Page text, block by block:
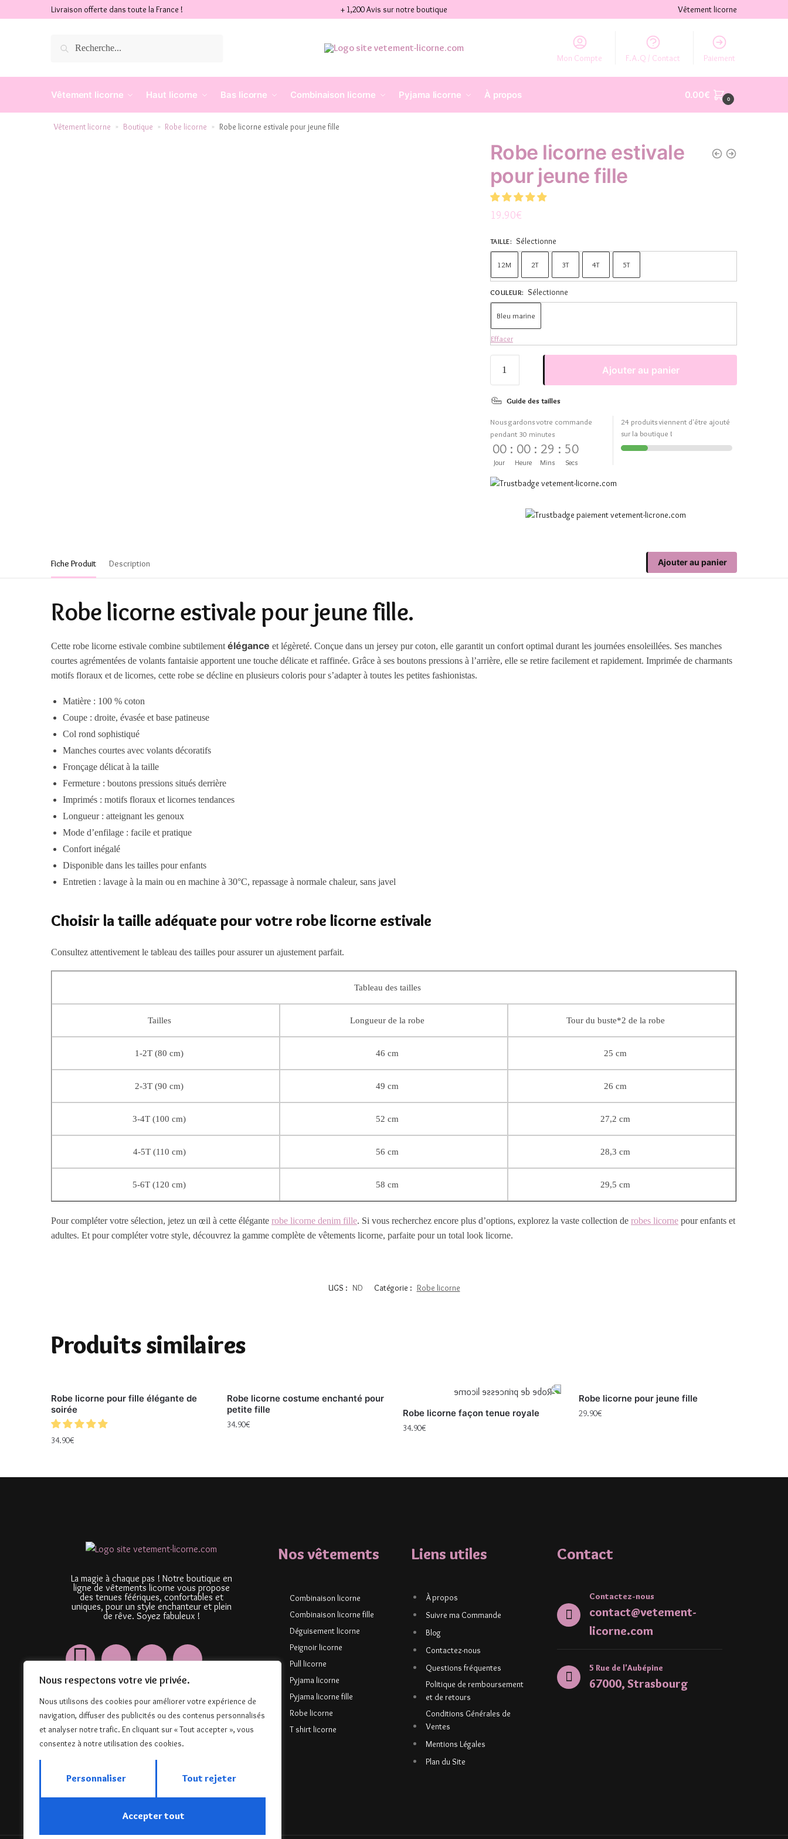
Nous respectons votre vie privée.
Nous utilisons des cookies pour améliorer votre expérience de
navigation, diffuser des publicités ou des contenus personnalisés
et analyser notre trafic. En cliquant sur « Tout accepter », vous
consentez à notre utilisation des cookies.
Personnaliser Tout rejeter
Accepter tout
Livraison offerte dans toute la France ! + 1,200 Avis sur notre boutique Vêtement licorne
Recherche Mon Compte F.A.Q / Contact Paiement
Vêtement licorne Haut licorne Bas licorne Combinaison licorne Pyjama licorne À propos 0.00€ 0
Vêtement licorne » Boutique » Robe licorne » Robe licorne estivale pour jeune fille
Robe licorne estivale
pour jeune fille
19.90€
TAILLE: Sélectionne
12M 2T 3T 4T 5T
COULEUR: Sélectionne
Bleu marine
Effacer
Ajouter au panier
Guide des tailles
Nous gardons votre commande
pendant 30 minutes
00
Jour
: 00
Heure
: 29
Mins
: 50
Secs
24 produits viennent d'être ajouté
sur la boutique !
Fiche Produit Description Ajouter au panier
Robe licorne estivale pour jeune fille.
Cette robe licorne estivale combine subtilementélégance et légèreté. Conçue dans un jersey pur coton, elle garantit un confort optimal durant les journées ensoleillées. Ses manches
courtes agrémentées de volants fantaisie apportent une touche délicate et raffinée. Grâce à ses boutons pressions à l’arrière, elle se retire facilement et rapidement. Imprimée de charmants
motifs floraux et de licornes, cette robe se décline en plusieurs coloris pour s’adapter à toutes les petites fashionistas.
Matière : 100 % coton
Coupe : droite, évasée et base patineuse
Col rond sophistiqué
Manches courtes avec volants décoratifs
Fronçage délicat à la taille
Fermeture : boutons pressions situés derrière
Imprimés : motifs floraux et licornes tendances
Longueur : atteignant les genoux
Mode d’enfilage : facile et pratique
Confort inégalé
Disponible dans les tailles pour enfants
Entretien : lavage à la main ou en machine à 30°C, repassage à normale chaleur, sans javel
Choisir la taille adéquate pour votre robe licorne estivale
Consultez attentivement le tableau des tailles pour assurer un ajustement parfait.
Tableau des tailles
Tailles Longueur de la robe Tour du buste*2 de la robe
1-2T (80 cm) 46 cm 25 cm
2-3T (90 cm) 49 cm 26 cm
3-4T (100 cm) 52 cm 27,2 cm
4-5T (110 cm) 56 cm 28,3 cm
5-6T (120 cm) 58 cm 29,5 cm
Pour compléter votre sélection, jetez un œil à cette éléganterobe licorne denim fille. Si vous recherchez encore plus d’options, explorez la vaste collection derobes licorne pour enfants et
adultes. Et pour compléter votre style, découvrez la gamme complète de vêtements licorne, parfaite pour un total look licorne.
UGS : ND Catégorie : Robe licorne
Produits similaires
Robe licorne pour fille élégante de
soirée
34.90€
Robe licorne costume enchanté pour
petite fille
34.90€
Robe licorne façon tenue royale
34.90€
Robe licorne pour jeune fille
29.90€
La magie à chaque pas ! Notre boutique en
ligne de vêtements licorne vous propose
des tenues féériques, confortables et
uniques, pour un style enchanteur et plein
de rêve. Soyez fabuleux !
Nos vêtements
Combinaison licorne
Combinaison licorne fille
Déguisement licorne
Peignoir licorne
Pull licorne
Pyjama licorne
Pyjama licorne fille
Robe licorne
T shirt licorne
Liens utiles
À propos
Suivre ma Commande
Blog
Contactez-nous
Questions fréquentes
Politique de remboursement
et de retours
Conditions Générales de
Ventes
Mentions Légales
Plan du Site
Contact
Contactez-nous
contact@vetement-
licorne.com
5 Rue de l'Aubépine
67000, Strasbourg